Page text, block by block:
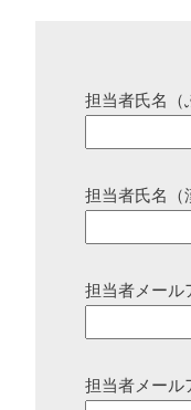
担当者氏名（
担当者氏名（
担当者メール
担当者メール